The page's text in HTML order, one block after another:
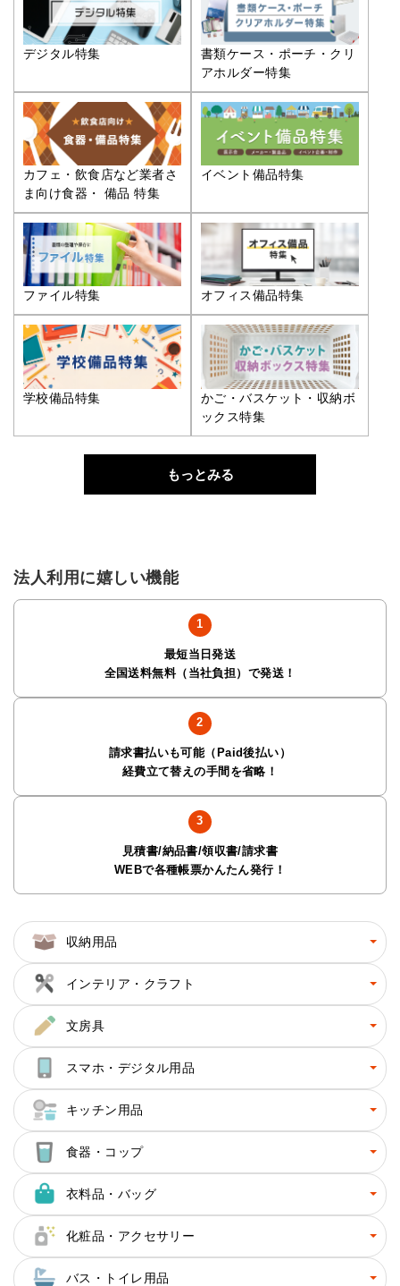
デジタル特集
書類ケース・ポーチ・クリ
アホルダー特集
カフェ・飲食店など業者さ
ま向け食器・ 備品 特集
イベント備品特集
ファイル特集 オフィス備品特集
学校備品特集
かご・バスケット・収納ボ
ックス特集
もっとみる
法人利用に嬉しい機能
最短当日発送
全国送料無料（当社負担）で発送！
請求書払いも可能（Paid後払い）
経費立て替えの手間を省略！
見積書/納品書/領収書/請求書
WEBで各種帳票かんたん発行！
収納用品
インテリア・クラフト
文房具
スマホ・デジタル用品
キッチン用品
食器・コップ
衣料品・バッグ
化粧品・アクセサリー
バス・トイレ用品